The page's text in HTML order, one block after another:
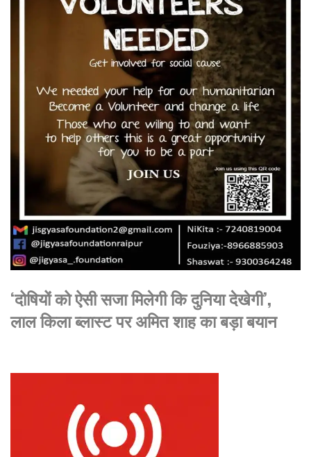
‘दोषियों को ऐसी सजा मिलेगी कि दुनिया देखेगी’,
लाल किला ब्लास्ट पर अमित शाह का बड़ा बयान